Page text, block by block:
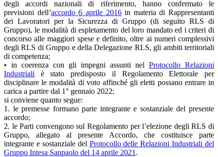
degli accordi nazionali di riferimento, hanno confermato le
previsioni dell’accordo 6 aprile 2016in materia di Rappresentanti
dei Lavoratori per la Sicurezza di Gruppo (di seguito RLS di
Gruppo), le modalità di espletamento del loro mandato ed i criteri di
concorso alle maggiori spese e definito, oltre ai numeri complessivi
degli RLS di Gruppo e della Delegazione RLS, gli ambiti territoriali
di competenza;
• in coerenza con gli impegni assunti nel Protocollo Relazioni
Industriali è stato predisposto il Regolamento Elettorale per
disciplinare le modalità di voto affinché gli eletti possano entrare in
carica a partire dal 1° gennaio 2022;
si conviene quanto segue:
1. le premesse formano parte integrante e sostanziale del presente
accordo;
2. le Parti convengono sul Regolamento per l’elezione degli RLS di
Gruppo, allegato al presente Accordo, che costituisce parte
integrante e sostanziale del Protocollo delle Relazioni Industriali del
Gruppo Intesa Sanpaolo del 14 aprile 2021 .